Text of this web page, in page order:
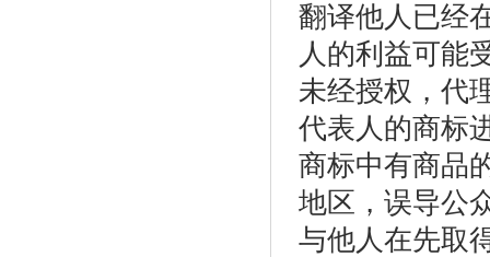
翻译他人已经
人的利益可能
未经授权，代
代表人的商标
商标中有商品
地区，误导公
与他人在先取